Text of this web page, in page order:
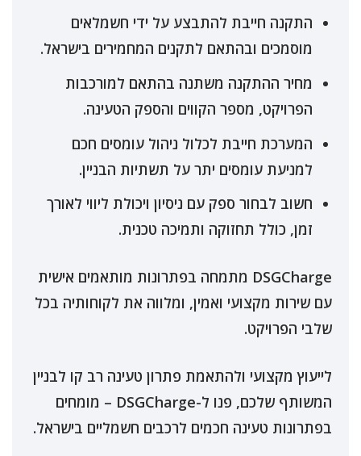
התקנה חייבת להתבצע על ידי חשמלאים
מוסמכים ובהתאם לתקנים המחמירים בישראל.
מחיר ההתקנה משתנה בהתאם למורכבות
הפרויקט, מספר הקווים והספק הטעינה.
המערכת חייבת לכלול ניהול עומסים חכם
למניעת עומסים יתר על תשתיות הבניין.
חשוב לבחור ספק עם ניסיון ויכולת ליווי לאורך
זמן, כולל תחזוקה ותמיכה טכנית.
DSGCharge מתמחה בפתרונות מותאמים אישית
עם שירות מקצועי ואמין, ומלווה את לקוחותיה בכל
שלבי הפרויקט.
לייעוץ מקצועי ולהתאמת פתרון טעינה רב קו לבניין
המשותף שלכם, פנו ל-DSGCharge – מומחים
בפתרונות טעינה חכמים לרכבים חשמליים בישראל.